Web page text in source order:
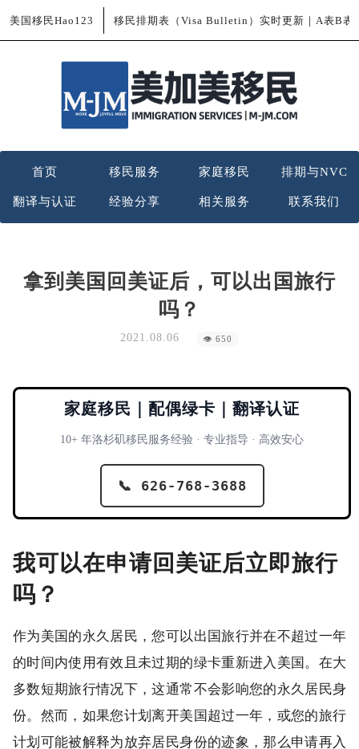
美国移民Hao123 移民排期表（Visa Bulletin）实时更新｜A表B表
首页 移民服务 家庭移民 排期与NVC
翻译与认证 经验分享 相关服务 联系我们
拿到美国回美证后，可以出国旅行
吗？
2021.08.06 👁 650
家庭移民｜配偶绿卡｜翻译认证
10+ 年洛杉矶移民服务经验 · 专业指导 · 高效安心
📞 626-768-3688
我可以在申请回美证后立即旅行
吗？
作为美国的永久居民，您可以出国旅行并在不超过一年
的时间内使用有效且未过期的绿卡重新进入美国。在大
多数短期旅行情况下，这通常不会影响您的永久居民身
份。然而，如果您计划离开美国超过一年，或您的旅行
计划可能被解释为放弃居民身份的迹象，那么申请再入